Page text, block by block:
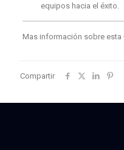
equipos hacia el éxito.
Mas información sobre esta
Compartir